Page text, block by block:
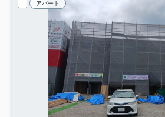
アパート